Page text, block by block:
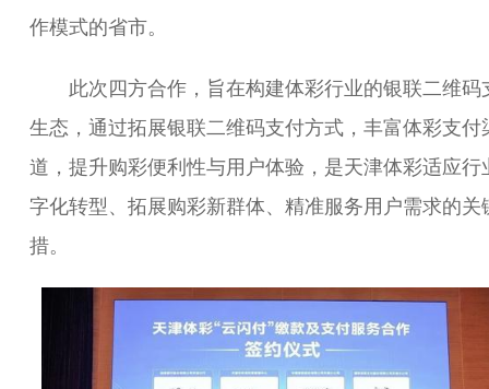
作模式的省市。
此次四方合作，旨在构建体彩行业的银联二维码
生态，通过拓展银联二维码支付方式，丰富体彩支付
道，提升购彩便利性与用户体验，是天津体彩适应行
字化转型、拓展购彩新群体、精准服务用户需求的关
措。